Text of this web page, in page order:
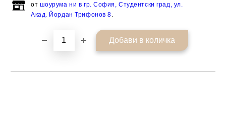
от шоурума ни в гр. София, Студентски град, ул.
Акад. Йордан Трифонов 8.